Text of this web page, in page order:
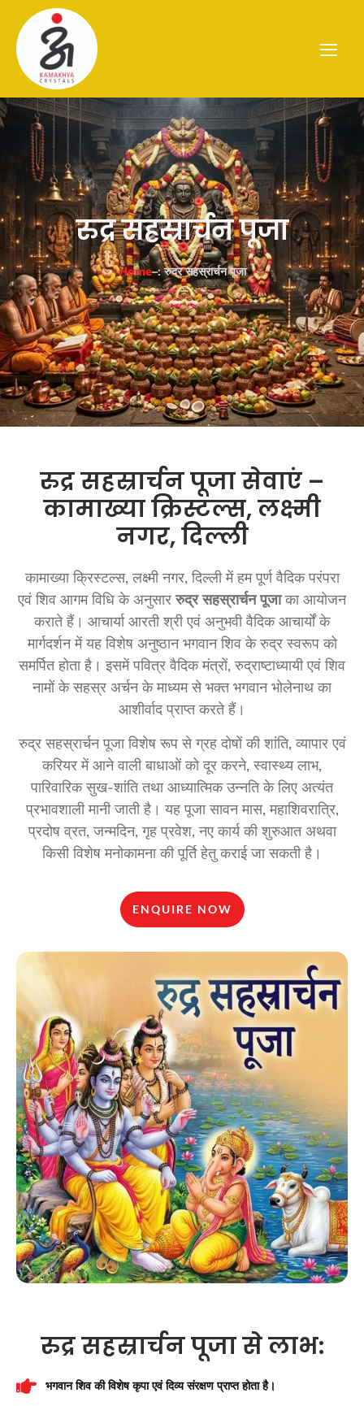
रुद्र सहस्रार्चन पूजा
Home–: रुद्र सहस्रार्चन पूजा
रुद्र सहस्रार्चन पूजा सेवाएं –
कामाख्या क्रिस्टल्स, लक्ष्मी
नगर, दिल्ली
कामाख्या क्रिस्टल्स, लक्ष्मी नगर, दिल्ली में हम पूर्ण वैदिक परंपरा
एवं शिव आगम विधि के अनुसाररुद्र सहस्रार्चन पूजाका आयोजन
कराते हैं। आचार्या आरती श्री एवं अनुभवी वैदिक आचार्यों के
मार्गदर्शन में यह विशेष अनुष्ठान भगवान शिव के रुद्र स्वरूप को
समर्पित होता है। इसमें पवित्र वैदिक मंत्रों, रुद्राष्टाध्यायी एवं शिव
नामों के सहस्र अर्चन के माध्यम से भक्त भगवान भोलेनाथ का
आशीर्वाद प्राप्त करते हैं।
रुद्र सहस्रार्चन पूजा विशेष रूप से ग्रह दोषों की शांति, व्यापार एवं
करियर में आने वाली बाधाओं को दूर करने, स्वास्थ्य लाभ,
पारिवारिक सुख-शांति तथा आध्यात्मिक उन्नति के लिए अत्यंत
प्रभावशाली मानी जाती है। यह पूजा सावन मास, महाशिवरात्रि,
प्रदोष व्रत, जन्मदिन, गृह प्रवेश, नए कार्य की शुरुआत अथवा
किसी विशेष मनोकामना की पूर्ति हेतु कराई जा सकती है।
ENQUIRE NOW
रुद्र सहस्रार्चन पूजा से लाभ:
भगवान शिव की विशेष कृपा एवं दिव्य संरक्षण प्राप्त होता है।